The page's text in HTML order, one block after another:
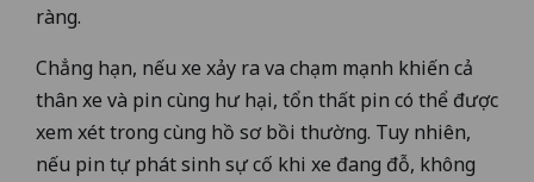
ràng.
Chẳng hạn, nếu xe xảy ra va chạm mạnh khiến cả
thân xe và pin cùng hư hại, tổn thất pin có thể được
xem xét trong cùng hồ sơ bồi thường. Tuy nhiên,
nếu pin tự phát sinh sự cố khi xe đang đỗ, không